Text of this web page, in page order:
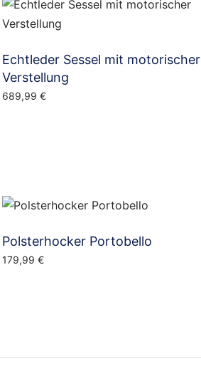
Echtleder Sessel mit motorischer
Verstellung
689,99 €
Polsterhocker Portobello
179,99 €